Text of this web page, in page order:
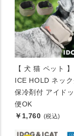
【 犬 猫 ペット
ICE HOLD ネッ
保冷剤付 アイド
便OK
￥1,760 (税込)